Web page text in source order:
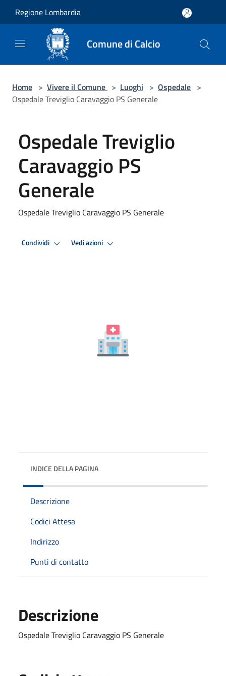
Regione Lombardia
Comune di Calcio
Home > Vivere il Comune > Luoghi > Ospedale >
Ospedale Treviglio Caravaggio PS Generale
Ospedale Treviglio
Caravaggio PS
Generale
Ospedale Treviglio Caravaggio PS Generale
Condividi Vedi azioni
INDICE DELLA PAGINA
Descrizione
Codici Attesa
Indirizzo
Punti di contatto
Descrizione
Ospedale Treviglio Caravaggio PS Generale